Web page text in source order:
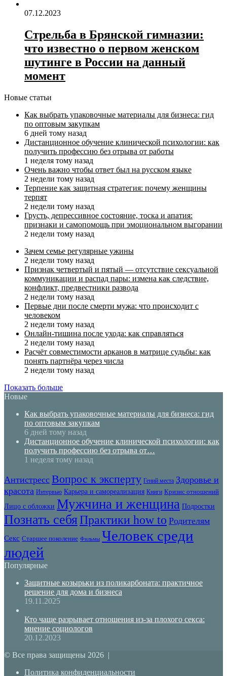
07.12.2023
Стрельба в Брянской гимназии:
что известно о первом женском
шутинге в России на данный
момент
Новые статьи
Как выбрать упаковочные материалы для бизнеса: гид
по оптовым закупкам
6 дней тому назад
Дистанционное обучение клинической психологии: как
получить профессию без отрыва от работы
1 неделя тому назад
Очень важно чтобы ответ был на русском языке
2 недели тому назад
Терпение как защитная стратегия: почему женщины
терпят
2 недели тому назад
Грусть, депрессивное состояние, тоска и апатия:
признаки и самопомощь при эмоциональном выгорании
2 недели тому назад
Зачем семье регулярные ужины
2 недели тому назад
Признак четвертый и пятый — отсутствие сексуальной
коммуникации и распад пары: измена как следствие,
конфликт, предвестники развода
2 недели тому назад
Первые дни после смерти мужа: что происходит с
человеком
2 недели тому назад
Онлайн-тишина после ухода: как справляться
2 недели тому назад
Расчёт совместимости арканов в матрице судьбы: как
понять партнёра через числа
2 недели тому назад
Показать больше
Новые
Как выбрать упаковочные материалы для бизнеса: гид
по оптовым закупкам
6 дней тому назад
Дистанционное обучение клинической психологии: как
получить профессию без отрыва от…
1 неделя тому назад
Антистресс Вопрос к эксперту Гений места Здоровье и
красота Интервью Карьера и самореализация Книги Кризис отношений
Лицо с обложки Мужчина и женщина Подростки
Познать себяПрактики how to Родителям
Секс Старшее поколение Фильмы Человек среди
людей
Популярные
Защитные козырьки из поликарбоната: практичное
решение для дома и бизнеса
19.11.2025
Кто чаще разрывает отношения из-за плохого секса:
мнение социологов
20.12.2023
© Все права защищены 2026 |
Политика конфиденциальности